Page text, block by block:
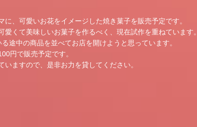
、可愛いお花をイメージした焼き菓子を販売予定です。
くて美味しいお菓子を作るべく、現在試作を重ねています。
途中の商品を並べてお店を開けようと思っています。
円で販売予定です。
ますので、是非お力を貸してください。